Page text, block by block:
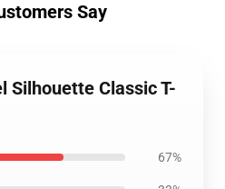
Say
Silhouette Classic T-
67%